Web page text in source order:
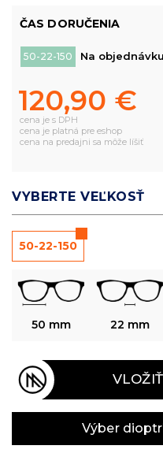
ČAS DORUČENIA
50-22-150 Na
120,90 €
cena je s DPH
cena je platná pre eshop
cena na predajni sa môže líšiť
VYBERTE VEĽKOSŤ
50-22-150
50 mm 22 mm
Výber